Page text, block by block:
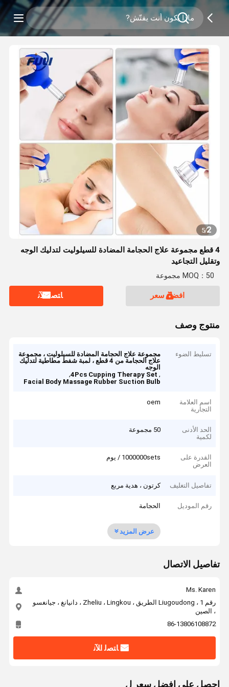
2
/
5
4 قطع مجموعة علاج الحجامة المضادة للسيلوليت لتدليك الوجه
وتقليل التجاعيد
MOQ：50 مجموعة
افضل سعر ﺎﺘﺼﻟ ﺍﻶﻧ
منتوج وصف
تسليط الضوء
مجموعة علاج الحجامة المضادة للسيلوليت ، مجموعة
علاج الحجامة من 4 قطع ، لمبة شفط مطاطية لتدليك
الوجه
,
4Pcs Cupping Therapy Set
,
Facial Body Massage Rubber Suction Bulb
اسم العلامة
التجارية
oem
الحد الأدنى
لكمية
50 مجموعة
القدرة على
العرض
1000000sets / يوم
تفاصيل التغليف كرتون ، هدية مربع
رقم الموديل الحجامة
عرض المزيد
تفاصيل الاتصال
Ms. Karen
رقم 1 ، Liugoudong الطريق ، Zheliu ، Lingkou ، دانيانغ ، جيانغسو
، الصين
86-13806108872
ﺎﺘﺼﻟ ﺍﻶﻧ
احصل على افضل سعر ل